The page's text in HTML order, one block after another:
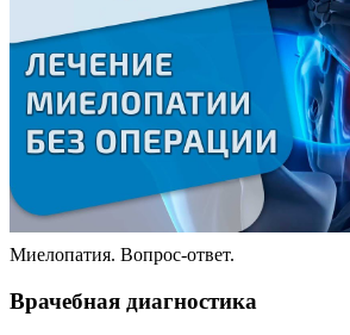
Миелопатия. Вопрос-ответ.
Врачебная диагностика